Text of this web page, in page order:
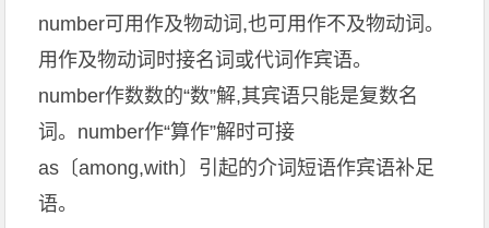
number可用作及物动词,也可用作不及物动词。
用作及物动词时接名词或代词作宾语。
number作数数的“数”解,其宾语只能是复数名
词。number作“算作”解时可接
as〔among,with〕引起的介词短语作宾语补足
语。